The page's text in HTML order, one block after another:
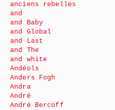
anciens rebelles
and
and Baby
and Global
and Last
and The
and white
Andéols
Anders Fogh
Andra
André
André Bercoff